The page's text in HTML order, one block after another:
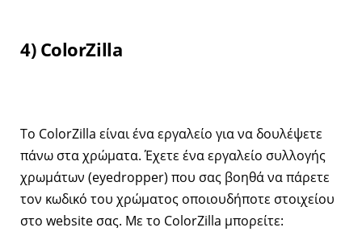
4) ColorZilla
Το ColorZilla είναι ένα εργαλείο για να δουλέψετε
πάνω στα χρώματα. Έχετε ένα εργαλείο συλλογής
χρωμάτων (eyedropper) που σας βοηθά να πάρετε
τον κωδικό του χρώματος οποιουδήποτε στοιχείου
στο website σας. Με το ColorZilla μπορείτε: